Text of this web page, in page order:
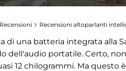
Recensioni Recensioni altoparlanti
di una batteria integrata alla
dell'audio portatile. Certo,
12 chilogrammi. Ma